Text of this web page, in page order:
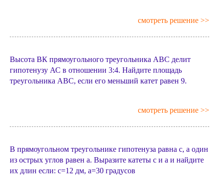
смотреть решение >>
Высота ВК прямоугольного треугольника АВС делит
гипотенузу АС в отношении 3:4. Найдите площадь
треугольника АВС, если его меньший катет равен 9.
смотреть решение >>
В прямоугольном треугольнике гипотенуза равна c, а один
из острых углов равен а. Выразите катеты c и а и найдите
их длин если: c=12 дм, а=30 градусов